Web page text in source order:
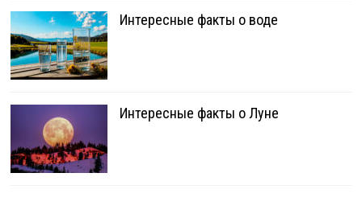
Интересные факты о воде
Интересные факты о Луне